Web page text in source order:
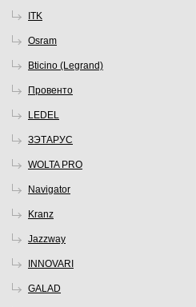
ITK
Osram
Bticino (Legrand)
Провенто
LEDEL
ЗЭТАРУС
WOLTA PRO
Navigator
Kranz
Jazzway
INNOVARI
GALAD